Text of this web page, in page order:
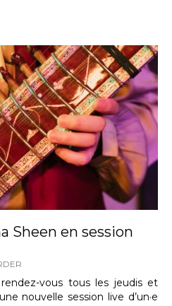
Sheen en session
vous tous les jeudis et
nouvelle session live d’un·e